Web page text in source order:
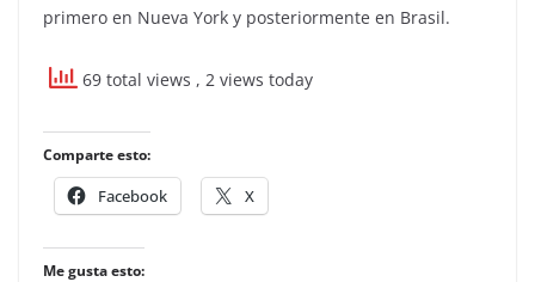
primero en Nueva York y posteriormente en Brasil.
69 total views , 2 views today
Comparte esto:
Facebook X
Me gusta esto: